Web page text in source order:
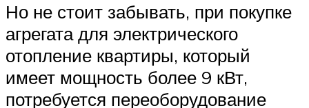
Но не стоит забывать, при покупке
агрегата для электрического
отопление квартиры, который
имеет мощность более 9 кВт,
потребуется переоборудование